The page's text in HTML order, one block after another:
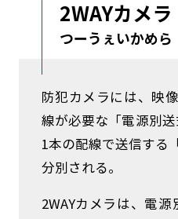
2WAYカメラ
つーうぇいかめら
防犯カメラには、映
線が必要な「電源別
1本の配線で送信する
分別される。
2WAYカメラは、電